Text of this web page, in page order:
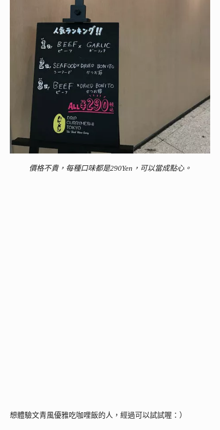
價格不貴，每種口味都是290Yen，可以當成點心。
想體驗文青風優雅吃咖哩飯的人，經過可以試試喔：）